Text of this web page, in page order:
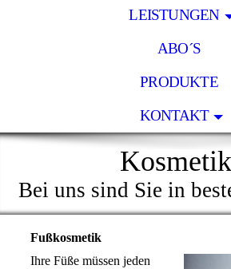
LEISTUNGEN
ABO´S
PRODUKTE
KONTAKT
Kosmetik
Bei uns sind Sie in
Fußkosmetik
Ihre Füße müssen jeden